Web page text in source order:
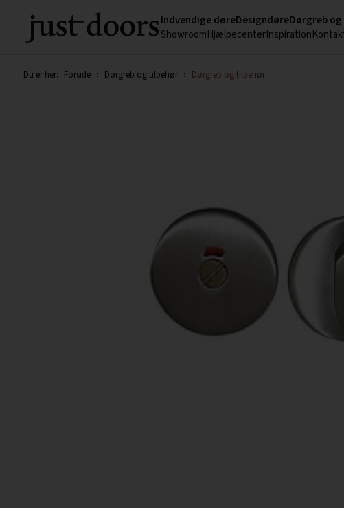
Indvendige døreDesigndøreDørgreb
ShowroomHjælpecenterInspiration
Du er her: Forside › Dørgreb og tilbehør › Dørgreb og tilbehør